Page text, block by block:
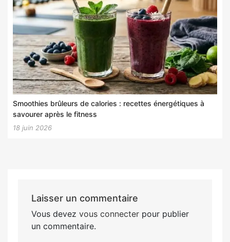
Smoothies brûleurs de calories : recettes énergétiques à
savourer après le fitness
18 juin 2026
Laisser un commentaire
Vous devez vous connecterpour publier
un commentaire.